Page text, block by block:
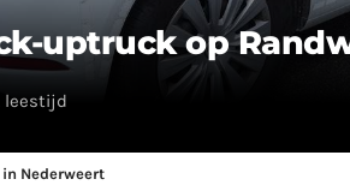
uptruck op
leestijd
Nederweert